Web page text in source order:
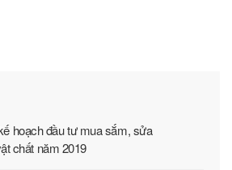
hoạch đầu tư mua sắm, sửa
chất năm 2019